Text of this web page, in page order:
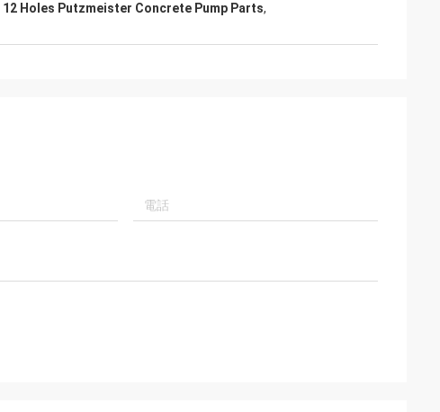
12 Holes Putzmeister Concrete Pump Parts,